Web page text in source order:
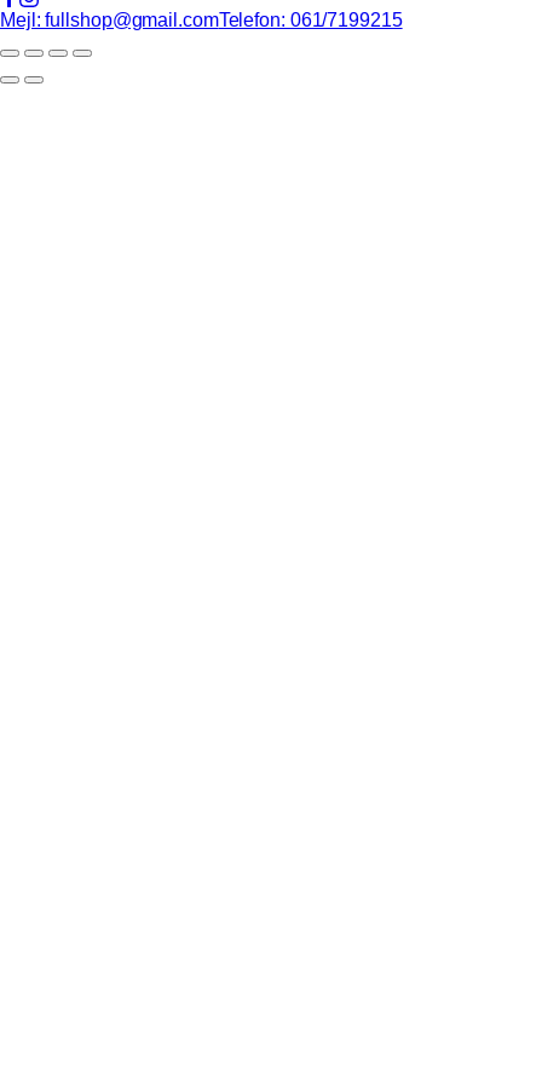
Mejl: fullshop@gmail.comTelefon: 061/7199215